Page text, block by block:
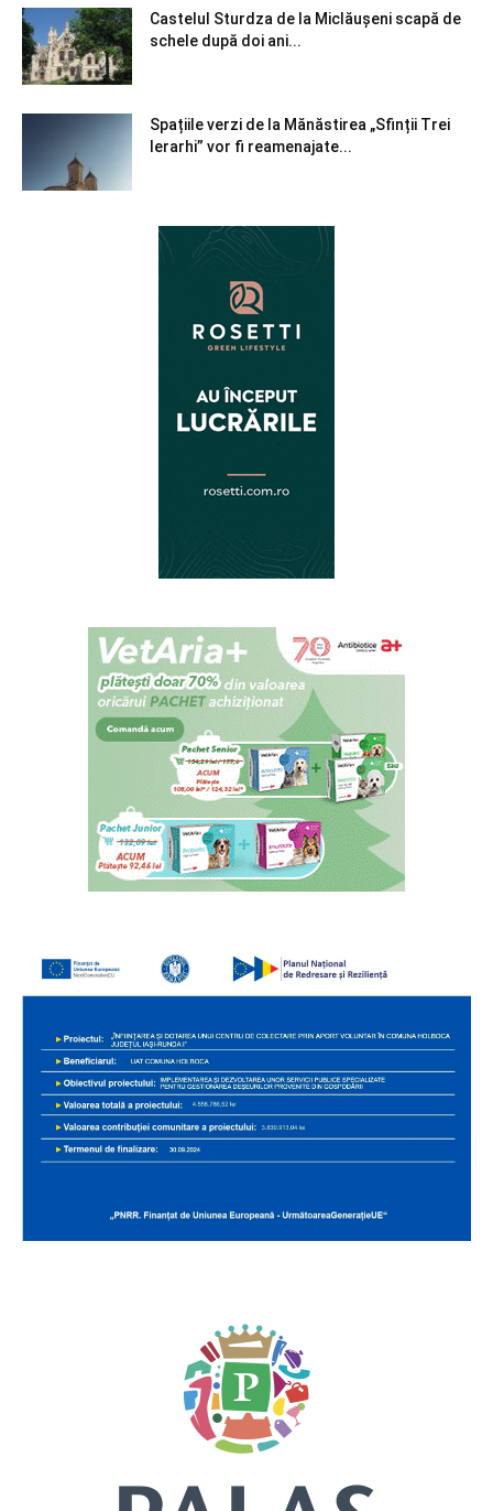
Castelul Sturdza de la Miclăușeni scapă de
schele după doi ani...
Spațiile verzi de la Mănăstirea „Sfinții Trei
Ierarhi” vor fi reamenajate...